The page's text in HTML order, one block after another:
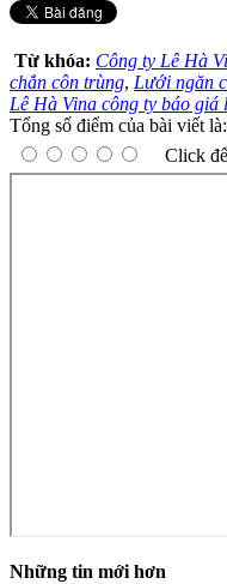
Từ khóa: Công ty Lê Hà
chắn côn trùng, Lưới ngăn
Lê Hà Vina công ty báo
Tổng số điểm của bài viết
Click
Những tin mới hơn